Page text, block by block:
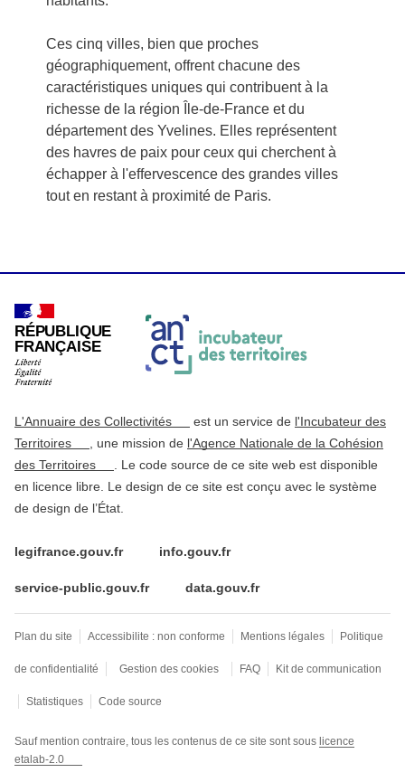
Ces cinq villes, bien que proches
géographiquement, offrent chacune des
caractéristiques uniques qui contribuent à la
richesse de la région Île-de-France et du
département des Yvelines. Elles représentent
des havres de paix pour ceux qui cherchent à
échapper à l'effervescence des grandes villes
tout en restant à proximité de Paris.
RÉPUBLIQUE
FRANÇAISE
L'Annuaire des Collectivités est un service de l'Incubateur des
Territoires
, une mission de l'Agence Nationale de la Cohésion
des Territoires
. Le code source de ce site web est disponible
en licence libre. Le design de ce site est conçu avec le système
de design de l’État.
legifrance.gouv.fr info.gouv.fr
service-public.gouv.fr data.gouv.fr
Plan du site Accessibilite : non conforme Mentions légales Politique
de confidentialité Gestion des cookies FAQ Kit de communication
Statistiques Code source
Sauf mention contraire, tous les contenus de ce site sont sous licence
etalab-2.0